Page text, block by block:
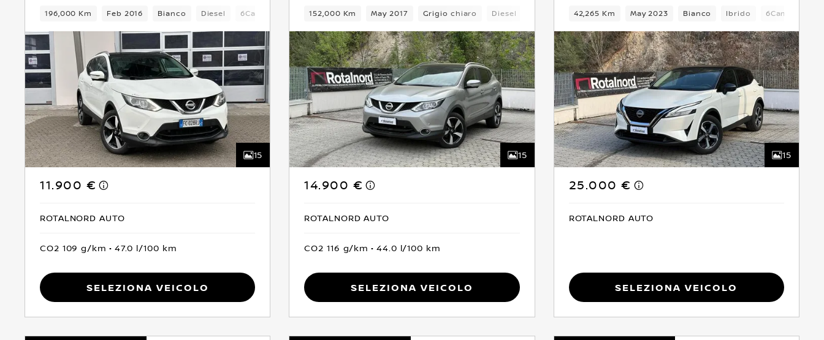
196,000 Km Feb 2016 Bianco Diesel 6Cambio 5 Posti Crossover Integrale Euro 6
15
11.900 €
ROTALNORD AUTO
CO2 109 g/km 47.0 l/100 km
Seleziona Veicolo
152,000 Km May 2017 Grigio chiaro Diesel 5 Posti Crossover Anteriore Euro 6
15
14.900 €
ROTALNORD AUTO
CO2 116 g/km 44.0 l/100 km
Seleziona Veicolo
42,265 Km May 2023 Bianco Ibrido 6Cambio
15
25.000 €
ROTALNORD AUTO
Seleziona Veicolo